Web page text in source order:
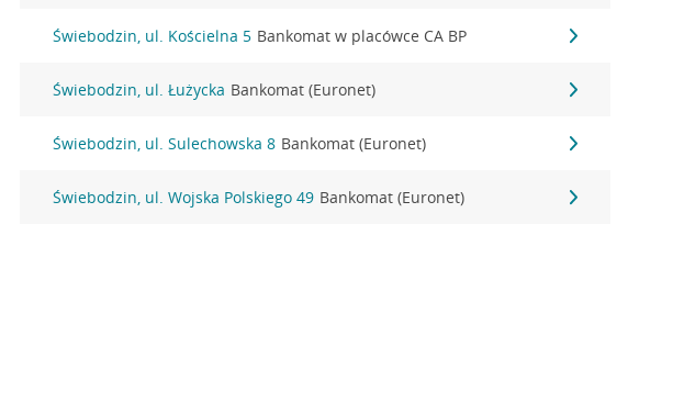
Świebodzin, ul. Kościelna 5 Bankomat w placówce CA BP
Świebodzin, ul. Łużycka Bankomat (Euronet)
Świebodzin, ul. Sulechowska 8 Bankomat (Euronet)
Świebodzin, ul. Wojska Polskiego 49 Bankomat (Euronet)